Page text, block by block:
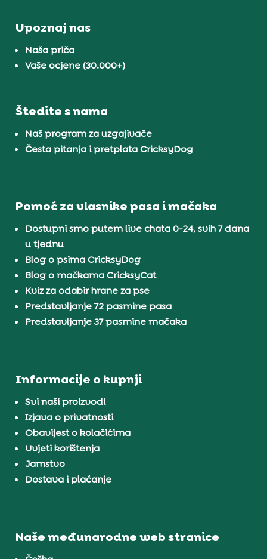
Upoznaj nas
Naša priča
Vaše ocjene (30.000+)
Štedite s nama
Naš program za uzgajivače
Česta pitanja i pretplata CricksyDog
Pomoć za vlasnike pasa i mačaka
Dostupni smo putem live chata 0-24, svih 7 dana
u tjednu
Blog o psima CricksyDog
Blog o mačkama CricksyCat
Kviz za odabir hrane za pse
Predstavljanje 72 pasmine pasa
Predstavljanje 37 pasmine mačaka
Informacije o kupnji
Svi naši proizvodi
Izjava o privatnosti
Obavijest o kolačićima
Uvjeti korištenja
Jamstvo
Dostava i plaćanje
Naše međunarodne web stranice